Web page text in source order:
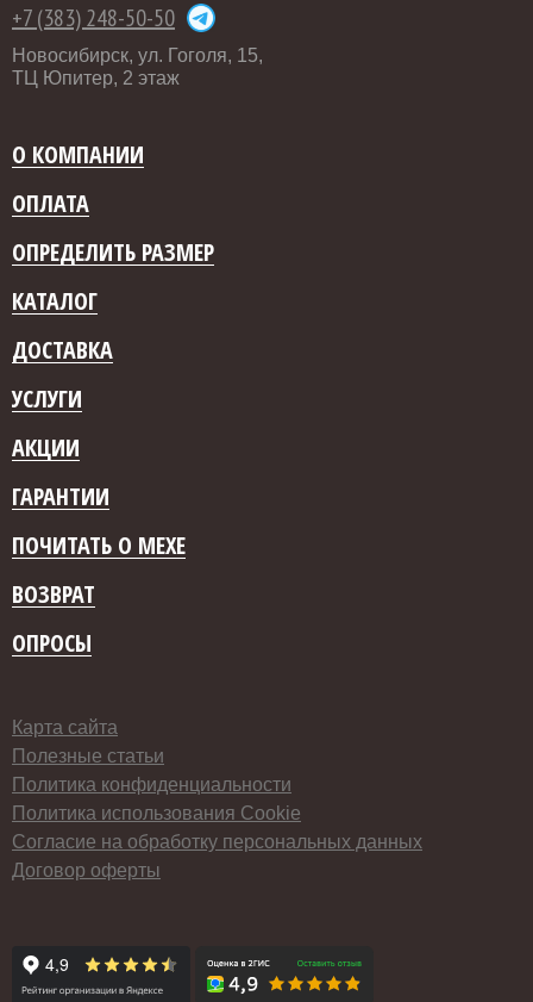
+7 (383) 248-50-50
Новосибирск, ул. Гоголя, 15,
ТЦ Юпитер, 2 этаж
О КОМПАНИИ
ОПЛАТА
ОПРЕДЕЛИТЬ РАЗМЕР
КАТАЛОГ
ДОСТАВКА
УСЛУГИ
АКЦИИ
ГАРАНТИИ
ПОЧИТАТЬ О МЕХЕ
ВОЗВРАТ
ОПРОСЫ
Карта сайта
Полезные статьи
Политика конфиденциальности
Политика использования Cookie
Согласие на обработку персональных данных
Договор оферты